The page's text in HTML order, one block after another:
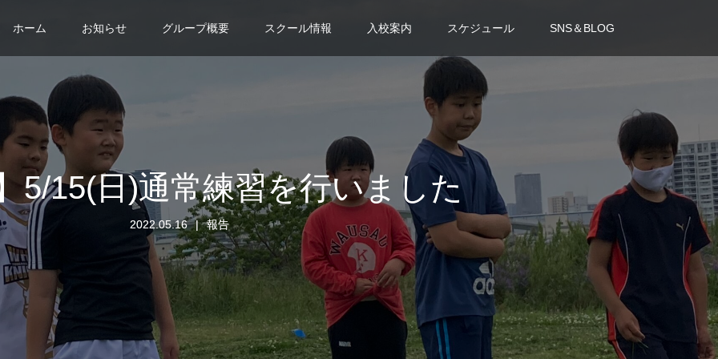
ホーム お知らせ グループ概要 スクール情報 入校案内 スケジュール SNS＆BLOG
5/15(日)通常練習を行いました
2022.05.16 報告